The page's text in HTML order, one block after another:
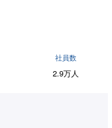
社員数
2.9万人